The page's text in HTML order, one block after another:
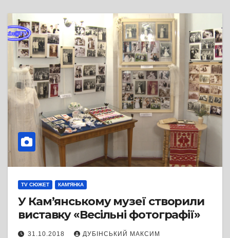
TV СЮЖЕТ КАМ'ЯНКА
У Кам’янському музеї створили
виставку «Весільні фотографії»
31.10.2018 ДУБІНСЬКИЙ МАКСИМ